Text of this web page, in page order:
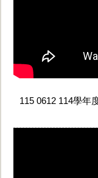
115 0612 114學年